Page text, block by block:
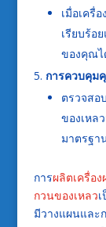
เมื่อเครื่
เรียบร้อ
ของคุณไ
การควบคุม
ตรวจสอ
ของเหล
มาตรฐา
การผลิตเครื่อ
กวนของเหลว
มีวางแผนแล